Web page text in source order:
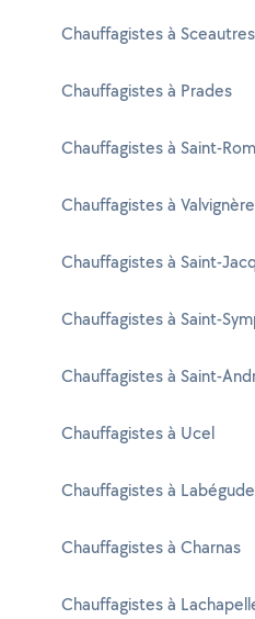
Chauffagistes à Sceautres
Chauffagistes à Prades
Chauffagistes à Saint-
Chauffagistes à
Chauffagistes à Saint-
Chauffagistes à Saint-
Chauffagistes à Saint-
Chauffagistes à Ucel
Chauffagistes à Labégude
Chauffagistes à Charnas
Chauffagistes à